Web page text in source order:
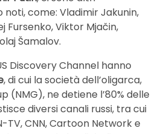
come: Vladimir Jakunin,
Fursenko, Viktor Mjačin,
Šamalov.
Discovery Channel hanno
, di cui la società dell’oligarca,
(NMG), ne detiene l’80% delle
diversi canali russi, tra cui
TV, CNN, Cartoon Network e